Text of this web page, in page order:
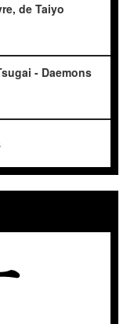
de Taiyo
- Daemons